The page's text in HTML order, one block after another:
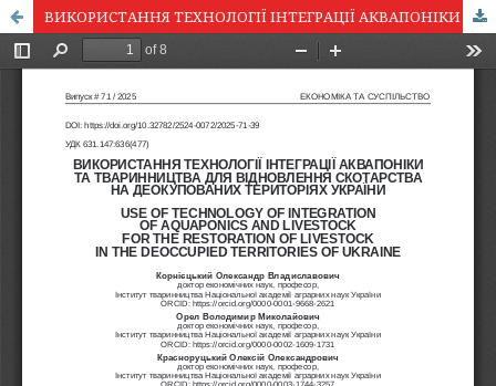
ВИКОРИСТАННЯ ТЕХНОЛОГІЇ ІНТЕГРАЦІЇ АКВАПОНІКИ ТА ТВАРИННИЦТВА ДЛЯ ВІДНОВЛЕННЯ СКОТАРСТВА НА ДЕОКУПОВАНИХ ТЕРИТОРІЯХ УКРАЇНИ